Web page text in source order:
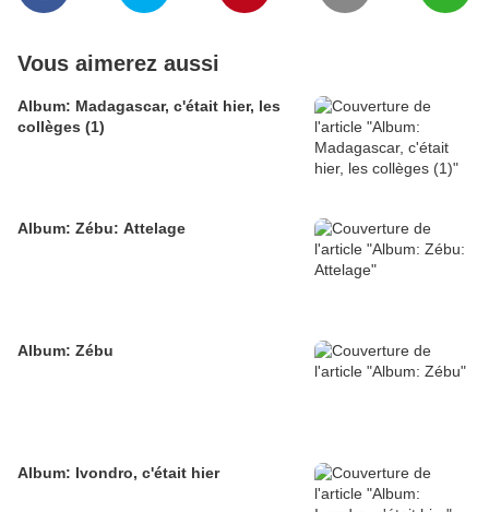
Vous aimerez aussi
Album: Madagascar, c'était hier, les
collèges (1)
Album: Zébu: Attelage
Album: Zébu
Album: Ivondro, c'était hier